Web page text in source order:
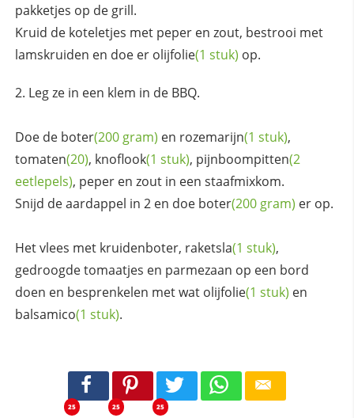
pakketjes op de grill.
Kruid de koteletjes met peper en zout, bestrooi met
lamskruiden en doe er olijfolie(1 stuk) op.
Leg ze in een klem in de BBQ.
Doe de boter(200 gram) en rozemarijn(1 stuk),
tomaten(20), knoflook(1 stuk), pijnboompitten(2
eetlepels), peper en zout in een staafmixkom.
Snijd de aardappel in 2 en doe boter(200 gram) er op.
Het vlees met kruidenboter, raketsla(1 stuk),
gedroogde tomaatjes en parmezaan op een bord
doen en besprenkelen met wat olijfolie(1 stuk) en
balsamico(1 stuk).
25 25 25